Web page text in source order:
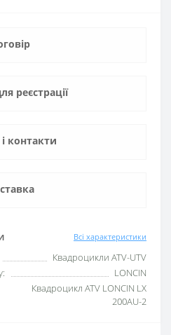
Всі характеристики
Квадроцикли ATV-UTV
LONCIN
Квадроцикл ATV LONCIN LX
200AU-2
реєстрації
контакти